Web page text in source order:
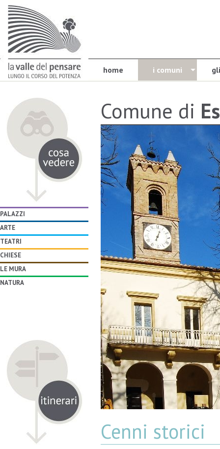
home i comuni
PALAZZI
ARTE
TEATRI
CHIESE
LE MURA
NATURA
Comune di
Cenni storici